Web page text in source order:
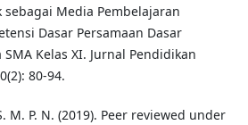
sebagai Media Pembelajaran
Dasar Persamaan Dasar
Kelas XI. Jurnal Pendidikan
80-94.
M. P. N. (2019). Peer reviewed under